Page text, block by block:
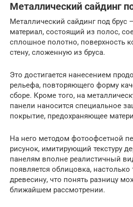
Металлический сайдинг
Металлический сайдинг под
материал, состоящий из полос,
сплошное полотно, поверхность
стену, сложенную из бруса.
Это достигается нанесением
рельефа, повторяющего форму
сборе. Кроме того, на
панели наносится специальное
покрытие, предохраняющее
На него методом фотоофсетной
рисунок, имитирующий текстуру
панелям вполне реалистичный
появляется облицовка,
древесину, что понять разницу
ближайшем рассмотрении.